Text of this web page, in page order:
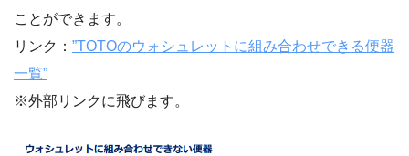
ことができます。
リンク： ”TOTOのウォシュレットに組み合わせできる便器
⼀覧”
※外部リンクに飛びます。